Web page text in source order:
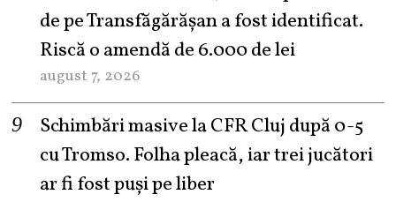
de pe Transfăgărășan a fost identificat.
Riscă o amendă de 6.000 de lei
august 7, 2026
Schimbări masive la CFR Cluj după 0-5
cu Tromso. Folha pleacă, iar trei jucători
ar fi fost puși pe liber